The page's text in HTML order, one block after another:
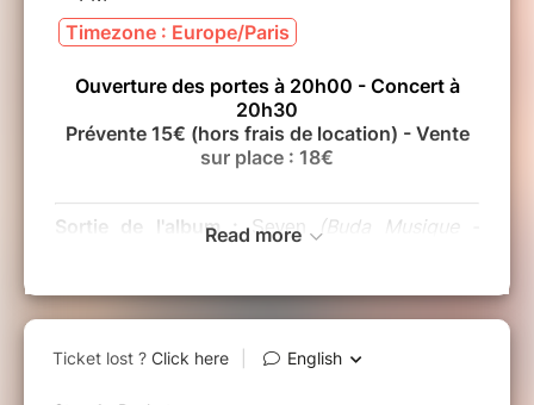
Timezone : Europe/Paris
Ouverture des portes à 20h00 - Concert à
20h30
Prévente 15€ (hors frais de location) - Vente
sur place : 18€
Sortie de l'album : Seven
(Buda Musique -
Auvergne-Mississippi avec Muddy Gurdy en 2017,
Mississippi-Auvergne avec Homecoming en 2020.
Et aujourd’hui Auvergne-Louisiane avec Seven.
Ces trois albums forment bien un triptyque spatio-
Read more